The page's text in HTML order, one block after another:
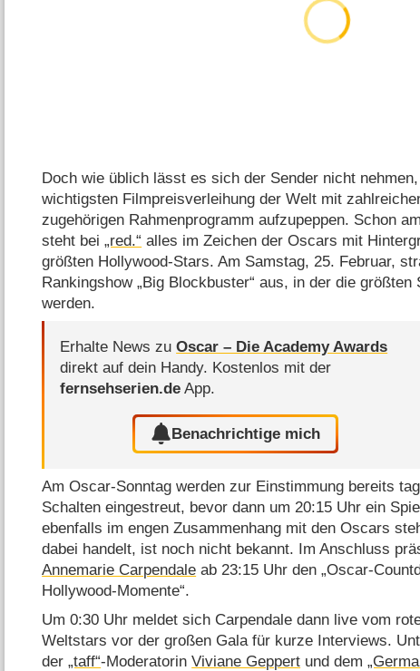
Doch wie üblich lässt es sich der Sender nicht
wichtigsten Filmpreisverleihung der Welt mit
zugehörigen Rahmenprogramm aufzupeppen. Schon
steht bei„red.“ alles im Zeichen der Oscars mit
größten Hollywood-Stars. Am Samstag, 25. Februar,
Rankingshow „Big Blockbuster“ aus, in der die
werden.
Erhalte News zuOscar – Die Academy Awards
direkt auf dein Handy. Kostenlos mit der
fernsehserien.de App.
Benachrichtige mich
Am Oscar-Sonntag werden zur Einstimmung bereits
Schalten eingestreut, bevor dann um 20:15 Uhr ein
ebenfalls im engen Zusammenhang mit den Oscars
dabei handelt, ist noch nicht bekannt. Im Anschluss
Annemarie Carpendale ab 23:15 Uhr den „Oscar-
Hollywood-Momente“.
Um 0:30 Uhr meldet sich Carpendale dann live vom
Weltstars vor der großen Gala für kurze Interviews.
der„taff“-ModeratorinViviane Geppert und dem